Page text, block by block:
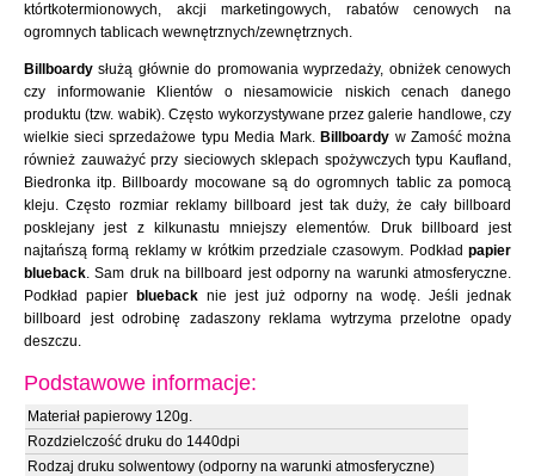
którtkotermionowych, akcji marketingowych, rabatów cenowych na
ogromnych tablicach wewnętrznych/zewnętrznych.
Billboardy służą głównie do promowania wyprzedaży, obniżek cenowych
czy informowanie Klientów o niesamowicie niskich cenach danego
produktu (tzw. wabik). Często wykorzystywane przez galerie handlowe, czy
wielkie sieci sprzedażowe typu Media Mark. Billboardy w Zamość można
również zauważyć przy sieciowych sklepach spożywczych typu Kaufland,
Biedronka itp. Billboardy mocowane są do ogromnych tablic za pomocą
kleju. Często rozmiar reklamy billboard jest tak duży, że cały billboard
posklejany jest z kilkunastu mniejszy elementów. Druk billboard jest
najtańszą formą reklamy w krótkim przedziale czasowym. Podkład papier
blueback. Sam druk na billboard jest odporny na warunki atmosferyczne.
Podkład papier
blueback nie jest już odporny na wodę. Jeśli jednak
billboard jest odrobinę zadaszony reklama wytrzyma przelotne opady
deszczu.
Podstawowe informacje:
Materiał papierowy 120g.
Rozdzielczość druku do 1440dpi
Rodzaj druku solwentowy (odporny na warunki atmosferyczne)